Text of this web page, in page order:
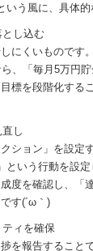
う風に、具体的
し込む
にくいもので
、「毎月5万円
標を段階化す
し
ション」を設
いう行動を設
度を確認し、
す(´ω｀)
ィを確保
を報告すること